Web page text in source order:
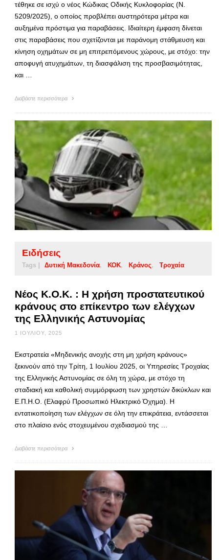
τέθηκε σε ισχύ ο νέος Κώδικας Οδικής Κυκλοφορίας (Ν.
5209/2025), ο οποίος προβλέπει αυστηρότερα μέτρα και
αυξημένα πρόστιμα για παραβάσεις. Ιδιαίτερη έμφαση δίνεται
στις παραβάσεις που σχετίζονται με παράνομη στάθμευση και
κίνηση οχημάτων σε μη επιτρεπόμενους χώρους, με στόχο: την
αποφυγή ατυχημάτων, τη διασφάλιση της προσβασιμότητας,
και …
Διαβάστε περισσότερα
Ειδήσεις
Tags | Δυτική Μακεδονία ΚΟΚ Κράνος Τροχαία
Νέος Κ.Ο.Κ. : Η χρήση προστατευτικού
κράνους στο επίκεντρο των ελέγχων
της Ελληνικής Αστυνομίας
1 ΙΟΥΛΊΟΥ, 2025
Εκστρατεία «Μηδενικής ανοχής στη μη χρήση κράνους»
ξεκινούν από την Τρίτη, 1 Ιουλίου 2025, οι Υπηρεσίες Τροχαίας
της Ελληνικής Αστυνομίας σε όλη τη χώρα, με στόχο τη
σταδιακή και καθολική συμμόρφωση των χρηστών δικύκλων και
Ε.Π.Η.Ο. (Ελαφρύ Προσωπικό Ηλεκτρικό Όχημα). Η
εντατικοποίηση των ελέγχων σε όλη την επικράτεια, εντάσσεται
στο πλαίσιο ενός στοχευμένου σχεδιασμού της …
Διαβάστε περισσότερα